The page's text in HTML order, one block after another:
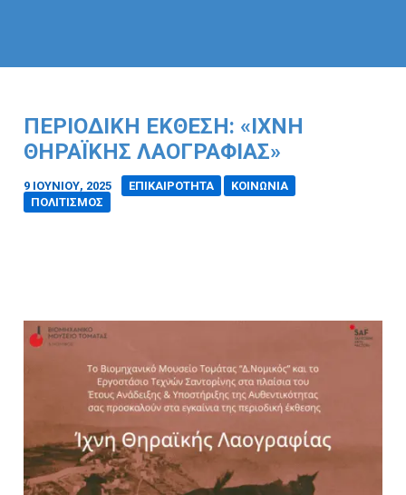
ΠΕΡΙΟΔΙΚΉ ΈΚΘΕΣΗ: «ΊΧΝΗ
ΘΗΡΑΪΚΉΣ ΛΑΟΓΡΑΦΊΑΣ»
9 ΙΟΥΝΊΟΥ, 2025 ΕΠΙΚΑΙΡΟΤΗΤΑ
ΚΟΙΝΩΝΙΑ
ΠΟΛΙΤΙΣΜΟΣ